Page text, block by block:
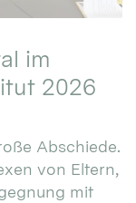
im
2026
Abschiede.
von Eltern,
mit